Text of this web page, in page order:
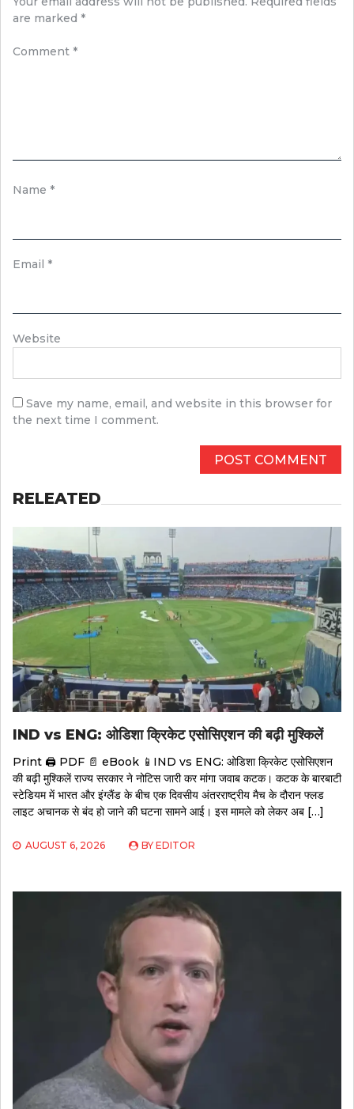
are marked *
Comment *
Name *
Email *
Website
Save my name, email, and website in this browser for
the next time I comment.
RELEATED
IND vs ENG: ओडिशा क्रिकेट एसोसिएशन की बढ़ी मुश्किलें
Print 🖨 PDF 📄 eBook 📱IND vs ENG: ओडिशा क्रिकेट एसोसिएशन
की बढ़ी मुश्किलें राज्य सरकार ने नोटिस जारी कर मांगा जवाब कटक। कटक के बारबाटी
स्टेडियम में भारत और इंग्लैंड के बीच एक दिवसीय अंतरराष्ट्रीय मैच के दौरान फ्लड
लाइट अचानक से बंद हो जाने की घटना सामने आई। इस मामले को लेकर अब […]
AUGUST 6, 2026 BY EDITOR